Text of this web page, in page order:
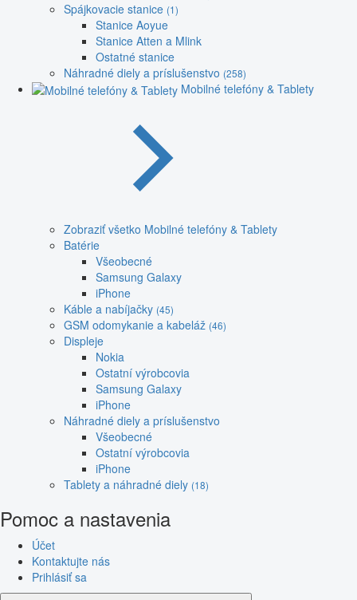
Spájkovacie stanice (1)
Stanice Aoyue
Stanice Atten a Mlink
Ostatné stanice
Náhradné diely a príslušenstvo (258)
Mobilné telefóny & Tablety
Zobraziť všetko Mobilné telefóny & Tablety
Batérie
Všeobecné
Samsung Galaxy
iPhone
Káble a nabíjačky (45)
GSM odomykanie a kabeláž (46)
Displeje
Nokia
Ostatní výrobcovia
Samsung Galaxy
iPhone
Náhradné diely a príslušenstvo
Všeobecné
Ostatní výrobcovia
iPhone
Tablety a náhradné diely (18)
Pomoc a nastavenia
Účet
Kontaktujte nás
Prihlásiť sa